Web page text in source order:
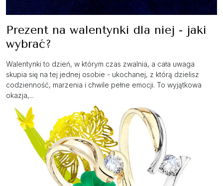
Prezent na walentynki dla niej - jaki
wybrać?
Walentynki to dzień, w którym czas zwalnia, a cała uwaga
skupia się na tej jednej osobie - ukochanej, z którą dzielisz
codzienność, marzenia i chwile pełne emocji. To wyjątkowa
okazja,...